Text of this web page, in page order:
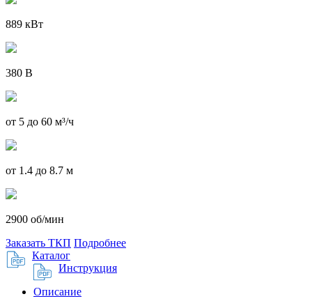
889 кВт
380 В
от 5 до 60 м³/ч
от 1.4 до 8.7 м
2900 об/мин
Заказать ТКП Подробнее
Каталог
Инструкция
Описание